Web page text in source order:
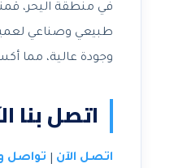
في منطقة اليحر،
طبيعي وصناعي
وجودة عالية، مما
اتصل بنا
اتصل الآن تواصل